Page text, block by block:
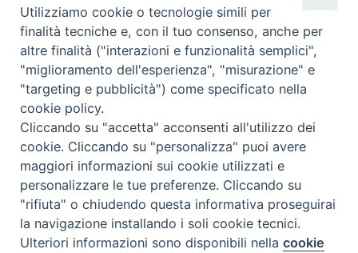
e mail:ufficiovocazionipadova@gmail.com
sede: Casa Sant'Andrea
via Valmarana, 20 – 35133 Padova
instagram:@casasantandreapadova
e mail:casasantandreapadova@gmail.com
Copyright© ChiesadiPadova2022 Privacy Policy
Preferenze Cookie
Utilizziamo cookie o tecnologie simili per
finalità tecniche e, con il tuo consenso, anche per
altre finalità ("interazioni e funzionalità semplici",
"miglioramento dell'esperienza", "misurazione" e
"targeting e pubblicità") come specificato nella
cookie policy.
Cliccando su "accetta" acconsenti all'utilizzo dei
cookie. Cliccando su "personalizza" puoi avere
maggiori informazioni sui cookie utilizzati e
personalizzare le tue preferenze. Cliccando su
"rifiuta" o chiudendo questa informativa proseguirai
la navigazione installando i soli cookie tecnici.
Ulteriori informazioni sono disponibili nellacookie